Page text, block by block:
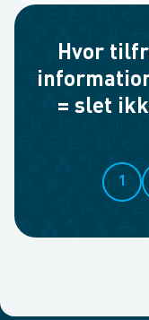
Hvor
= slet
1